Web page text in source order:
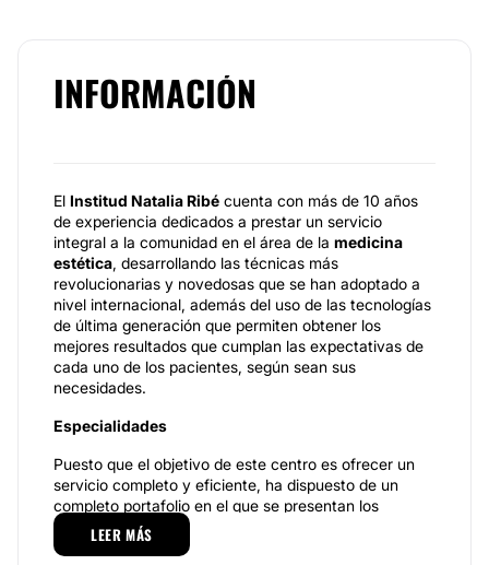
INFORMACIÓN
El Institud Natalia Ribé cuenta con más de 10 años
de experiencia dedicados a prestar un servicio
integral a la comunidad en el área de la medicina
estética, desarrollando las técnicas más
revolucionarias y novedosas que se han adoptado a
nivel internacional, además del uso de las tecnologías
de última generación que permiten obtener los
mejores resultados que cumplan las expectativas de
cada uno de los pacientes, según sean sus
necesidades.
Especialidades
Puesto que el objetivo de este centro es ofrecer un
servicio completo y eficiente, ha dispuesto de un
completo portafolio en el que se presentan los
tratamientos y procedimientos más modernos e
innovadores; dentro del área de la
LEER MÁS